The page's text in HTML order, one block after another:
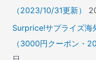
（2023/10/31更新）
Surprice!サプライズ海
（3000円クーポン・